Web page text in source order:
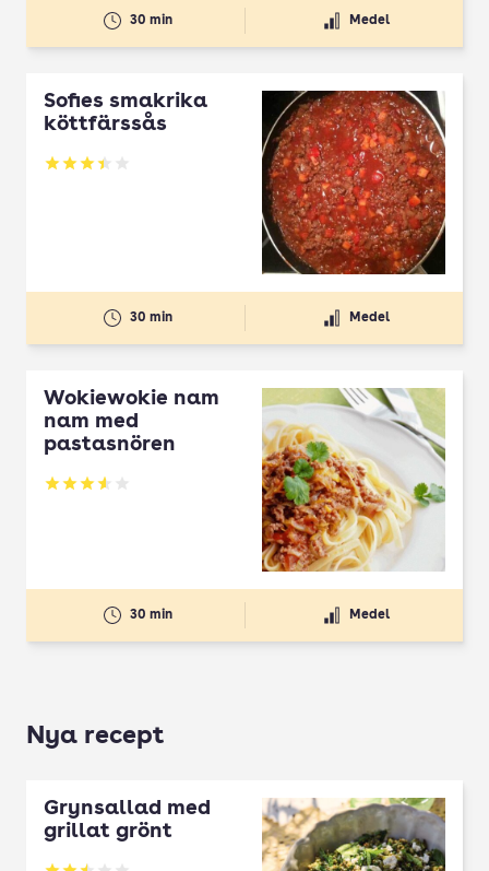
30 min Medel
Sofies smakrika
köttfärssås
Betyg: 3.4 av 5
30 min Medel
Wokiewokie nam
nam med
pastasnören
Betyg: 3.57 av 5
30 min Medel
Nya recept
Grynsallad med
grillat grönt